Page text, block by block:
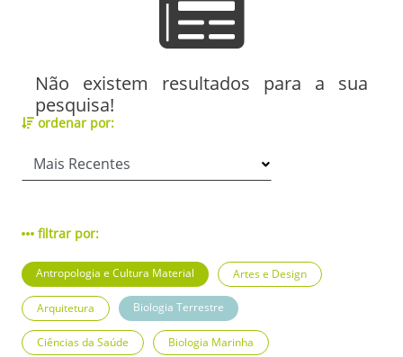
Não existem resultados para a sua
pesquisa!
ordenar por:
filtrar por:
Antropologia e Cultura Material Artes e Design
Arquitetura Biologia Terrestre
Ciências da Saúde Biologia Marinha